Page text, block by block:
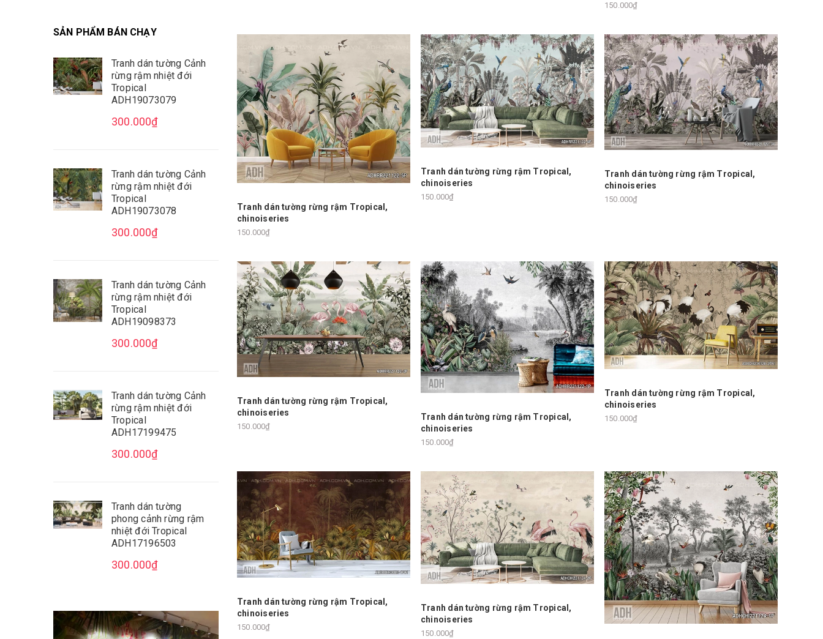
SẢN PHẨM BÁN CHẠY
Tranh dán tường Cảnh
rừng rậm nhiệt đới
Tropical
ADH19073079
300.000₫
Tranh dán tường Cảnh
rừng rậm nhiệt đới
Tropical
ADH19073078
300.000₫
Tranh dán tường Cảnh
rừng rậm nhiệt đới
Tropical
ADH19098373
300.000₫
Tranh dán tường Cảnh
rừng rậm nhiệt đới
Tropical
ADH17199475
300.000₫
Tranh dán tường
phong cảnh rừng rậm
nhiệt đới Tropical
ADH17196503
300.000₫
150.000₫
Tranh dán tường rừng rậm Tropical,
chinoiseries
150.000₫
Tranh dán tường rừng rậm Tropical,
chinoiseries
150.000₫
Tranh dán tường rừng rậm Tropical,
chinoiseries
150.000₫
Tranh dán tường rừng rậm Tropical,
chinoiseries
150.000₫
Tranh dán tường rừng rậm Tropical,
chinoiseries
150.000₫
Tranh dán tường rừng rậm Tropical,
chinoiseries
150.000₫
Tranh dán tường rừng rậm Tropical,
chinoiseries
150.000₫
Tranh dán tường rừng rậm Tropical,
chinoiseries
150.000₫